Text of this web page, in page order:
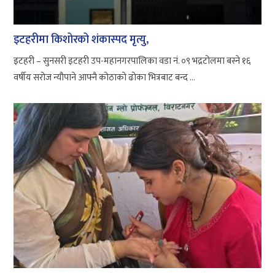
इटहरीमा किशोरको शंकास्पद मृत्यु,
इटहरी – सुनसरी इटहरी उप-महानगरपालिका वडा नं. ०९ भद्रटोलमा बस्ने १६
वर्षीय सरोज न्यौपाने आफ्नै कोठाको ढोका भित्रबाट बन्द ...